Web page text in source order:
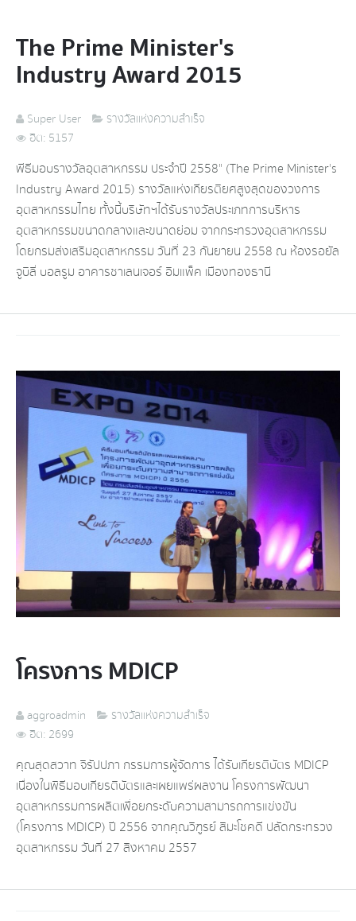
The Prime Minister's
Industry Award 2015
Super User
รางวัลแห่งความสำเร็จ
ฮิต: 5157
พีธีมอบรางวัลอุตสาหกรรม ประจำปี 2558" (The Prime Minister's
Industry Award 2015) รางวัลแห่งเกียรติยศสูงสุดของวงการ
อุตสาหกรรมไทย ทั้งนี้บริษัทฯได้รับรางวัลประเภทการบริหาร
อุตสาหกรรมขนาดกลางและขนาดย่อม จากกระทรวงอุตสาหกรรม
โดยกรมส่งเสริมอุตสาหกรรม วันที่ 23 กันยายน 2558 ณ ห้องรอยัล
จูบิลี่ บอลรูม อาคารชาเลนเจอร์ อิมแพ็ค เมืองทองธานี
โครงการ MDICP
aggroadmin
รางวัลแห่งความสำเร็จ
ฮิต: 2699
คุณสุดสวาท จิรัปปภา กรรมการผู้จัดการ ได้รับเกียรติบัตร MDICP
เนื่องในพิธีมอบเกียรติบัตรและเผยแพร่ผลงาน โครงการพัฒนา
อุตสาหกรรมการผลิตเพื่อยกระดับความสามารถการแข่งขัน
(โครงการ MDICP) ปี 2556 จากคุณวิฑูรย์ สิมะโชคดี ปลัดกระทรวง
อุตสาหกรรม วันที่ 27 สิงหาคม 2557